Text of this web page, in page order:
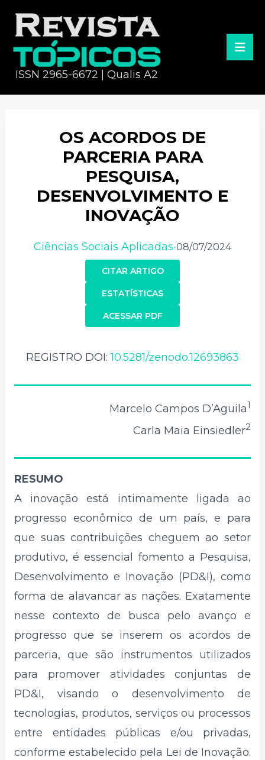
ISSN 2965-6672 | Qualis A2
OS ACORDOS DE
PARCERIA PARA
PESQUISA,
DESENVOLVIMENTO E
INOVAÇÃO
Ciências Sociais Aplicadas•08/07/2024
CITAR ARTIGO
ACESSAR PDF
ESTATÍSTICAS
REGISTRO DOI:10.5281/zenodo.12693863
Marcelo Campos D’Aguila1
Carla Maia Einsiedler2
RESUMO
A inovação está intimamente ligada ao
progresso econômico de um país, e para
que suas contribuições cheguem ao setor
produtivo, é essencial fomento a Pesquisa,
Desenvolvimento e Inovação (PD&I), como
forma de alavancar as nações. Exatamente
nesse contexto de busca pelo avanço e
progresso que se inserem os acordos de
parceria, que são instrumentos utilizados
para promover atividades conjuntas de
PD&I, visando o desenvolvimento de
tecnologias, produtos, serviços ou processos
entre entidades públicas e/ou privadas,
conforme estabelecido pela Lei de Inovação.